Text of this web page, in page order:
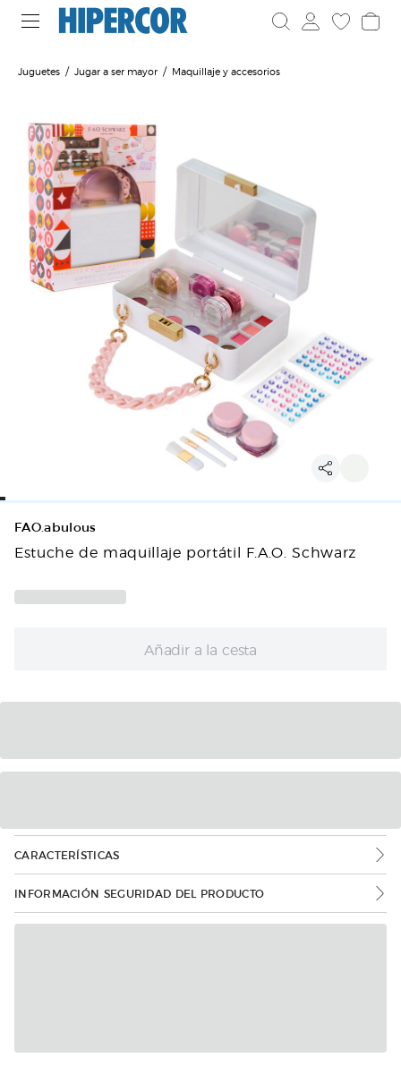
Juguetes Jugar a ser mayor Maquillaje y accesorios
FAO.abulous
Estuche de maquillaje portátil F.A.O. Schwarz
Añadir a la cesta
CARACTERÍSTICAS
INFORMACIÓN SEGURIDAD DEL PRODUCTO